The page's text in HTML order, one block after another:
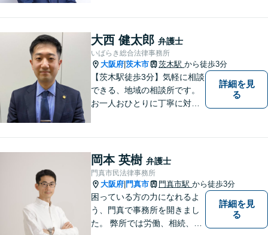
大西 健太郎 弁護士
いばらき総合法律事務所
大阪府 茨木市 茨木駅 から徒歩3分
【茨木駅徒歩3分】気軽に相談
できる、地域の相談所です。
お一人おひとりに丁寧に対応
お困りごとがあれば、すぐに
ご相談を！
詳細を見
る
岡本 英樹 弁護士
門真市民法律事務所
大阪府 門真市 門真市駅 から徒歩3分
困っている方の力になれるよ
う、門真で事務所を開きまし
た。 弊所では労働、相続、離
詳細を見
る